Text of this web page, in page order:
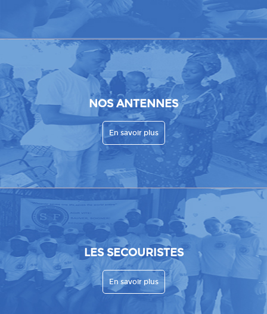
NOS ANTENNES
En savoir plus
LES SECOURISTES
En savoir plus